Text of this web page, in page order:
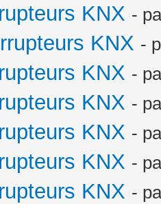
KNX -
KNX -
KNX -
KNX -
KNX -
KNX -
KNX -